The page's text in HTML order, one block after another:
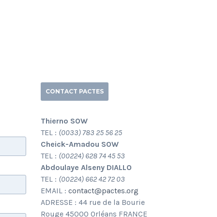
CONTACT PACTES
Thierno SOW
TEL : (0033) 783 25 56 25
Cheick-Amadou SOW
TEL : (00224) 628 74 45 53
Abdoulaye Alseny DIALLO
TEL : (00224) 662 42 72 03
EMAIL : contact@pactes.org
ADRESSE : 44 rue de la Bourie
Rouge 45000 Orléans FRANCE